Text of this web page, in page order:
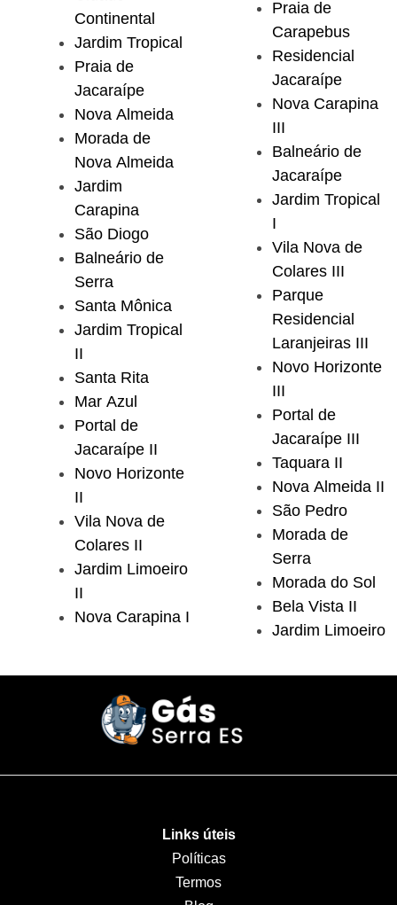
Continental
Jardim Tropical
Praia de
Jacaraípe
Nova Almeida
Morada de
Nova Almeida
Jardim
Carapina
São Diogo
Balneário de
Serra
Santa Mônica
Jardim Tropical
II
Santa Rita
Mar Azul
Portal de
Jacaraípe II
Novo Horizonte
II
Vila Nova de
Colares II
Jardim Limoeiro
II
Nova Carapina I
Praia de
Carapebus
Residencial
Jacaraípe
Nova Carapina
III
Balneário de
Jacaraípe
Jardim Tropical
I
Vila Nova de
Colares III
Parque
Residencial
Laranjeiras III
Novo Horizonte
III
Portal de
Jacaraípe III
Taquara II
Nova Almeida II
São Pedro
Morada de
Serra
Morada do Sol
Bela Vista II
Jardim Limoeiro
Links úteis
Políticas
Termos